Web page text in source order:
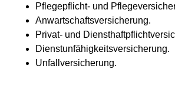
Pflegepflicht- und
Anwartschaftsversicherung.
Privat- und
Dienstunfähigkeitsversicherung.
Unfallversicherung.